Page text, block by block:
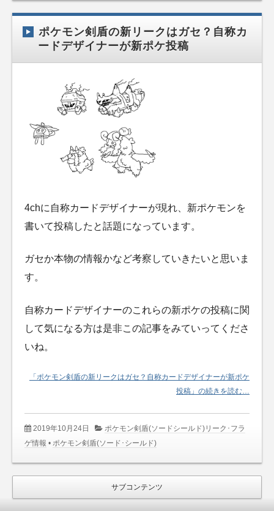
ポケモン剣盾の新リークはガセ？自称カ
ードデザイナーが新ポケ投稿
4chに自称カードデザイナーが現れ、新ポケモンを
書いて投稿したと話題になっています。
ガセか本物の情報かなど考察していきたいと思いま
す。
自称カードデザイナーのこれらの新ポケの投稿に関
して気になる方は是非この記事をみていってくださ
いね。
「ポケモン剣盾の新リークはガセ？自称カードデザイナーが新ポケ
投稿」の続きを読む…
2019年10月24日
ポケモン剣盾(ソードシールド)リーク･フラ
ゲ情報 • ポケモン剣盾(ソード･シールド)
サブコンテンツ